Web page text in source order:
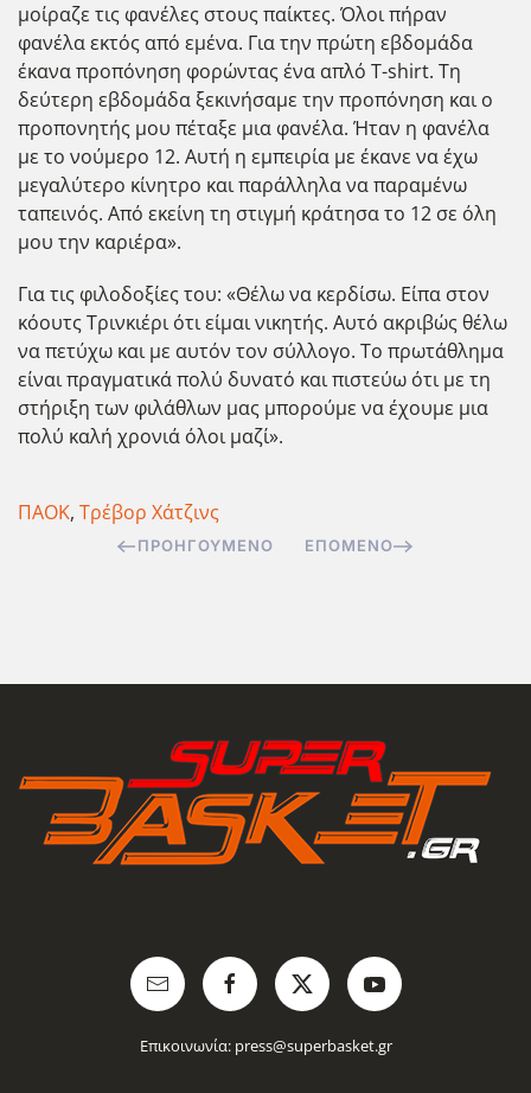
μοίραζε τις φανέλες στους παίκτες. Όλοι πήραν
φανέλα εκτός από εμένα. Για την πρώτη εβδομάδα
έκανα προπόνηση φορώντας ένα απλό T-shirt. Τη
δεύτερη εβδομάδα ξεκινήσαμε την προπόνηση και ο
προπονητής μου πέταξε μια φανέλα. Ήταν η φανέλα
με το νούμερο 12. Αυτή η εμπειρία με έκανε να έχω
μεγαλύτερο κίνητρο και παράλληλα να παραμένω
ταπεινός. Από εκείνη τη στιγμή κράτησα το 12 σε όλη
μου την καριέρα».
Για τις φιλοδοξίες του: «Θέλω να κερδίσω. Είπα στον
κόουτς Τρινκιέρι ότι είμαι νικητής. Αυτό ακριβώς θέλω
να πετύχω και με αυτόν τον σύλλογο. Το πρωτάθλημα
είναι πραγματικά πολύ δυνατό και πιστεύω ότι με τη
στήριξη των φιλάθλων μας μπορούμε να έχουμε μια
πολύ καλή χρονιά όλοι μαζί».
ΠΑΟΚ, Τρέβορ Χάτζινς
ΠΡΟΗΓΟΎΜΕΝΟ ΕΠΌΜΕΝΟ
Επικοινωνία: press@superbasket.gr